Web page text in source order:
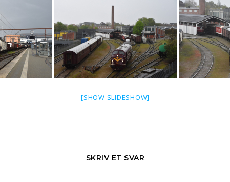
[SHOW SLIDESHOW]
SKRIV ET SVAR